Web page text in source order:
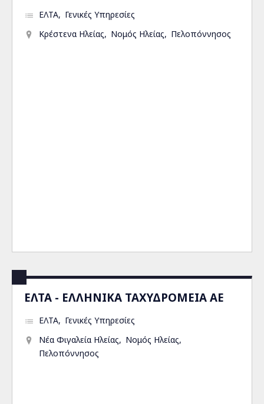
ΕΛΤΑ
Γενικές Υπηρεσίες
Κρέστενα Ηλείας
Νομός Ηλείας Πελοπόννησος
ΕΛΤΑ - ΕΛΛΗΝΙΚΑ ΤΑΧΥΔΡΟΜΕΙΑ ΑΕ
ΕΛΤΑ
Γενικές Υπηρεσίες
Νέα Φιγαλεία Ηλείας
Νομός Ηλείας
Πελοπόννησος